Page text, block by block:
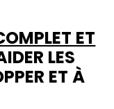
ET
LES
ET À